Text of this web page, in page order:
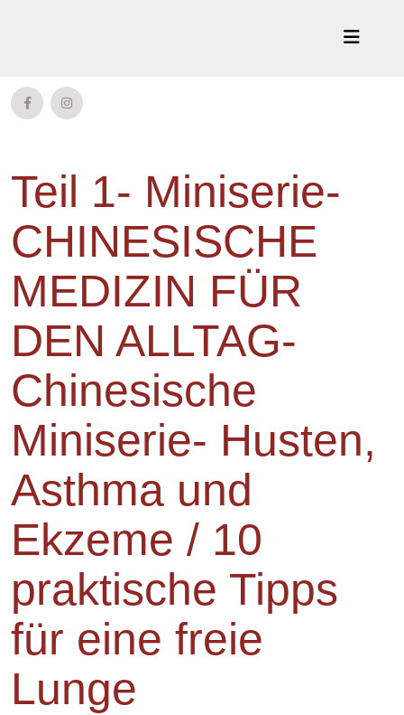
Teil 1- Miniserie-
CHINESISCHE
MEDIZIN FÜR
DEN ALLTAG-
Chinesische
Miniserie- Husten,
Asthma und
Ekzeme / 10
praktische Tipps
für eine freie
Lunge